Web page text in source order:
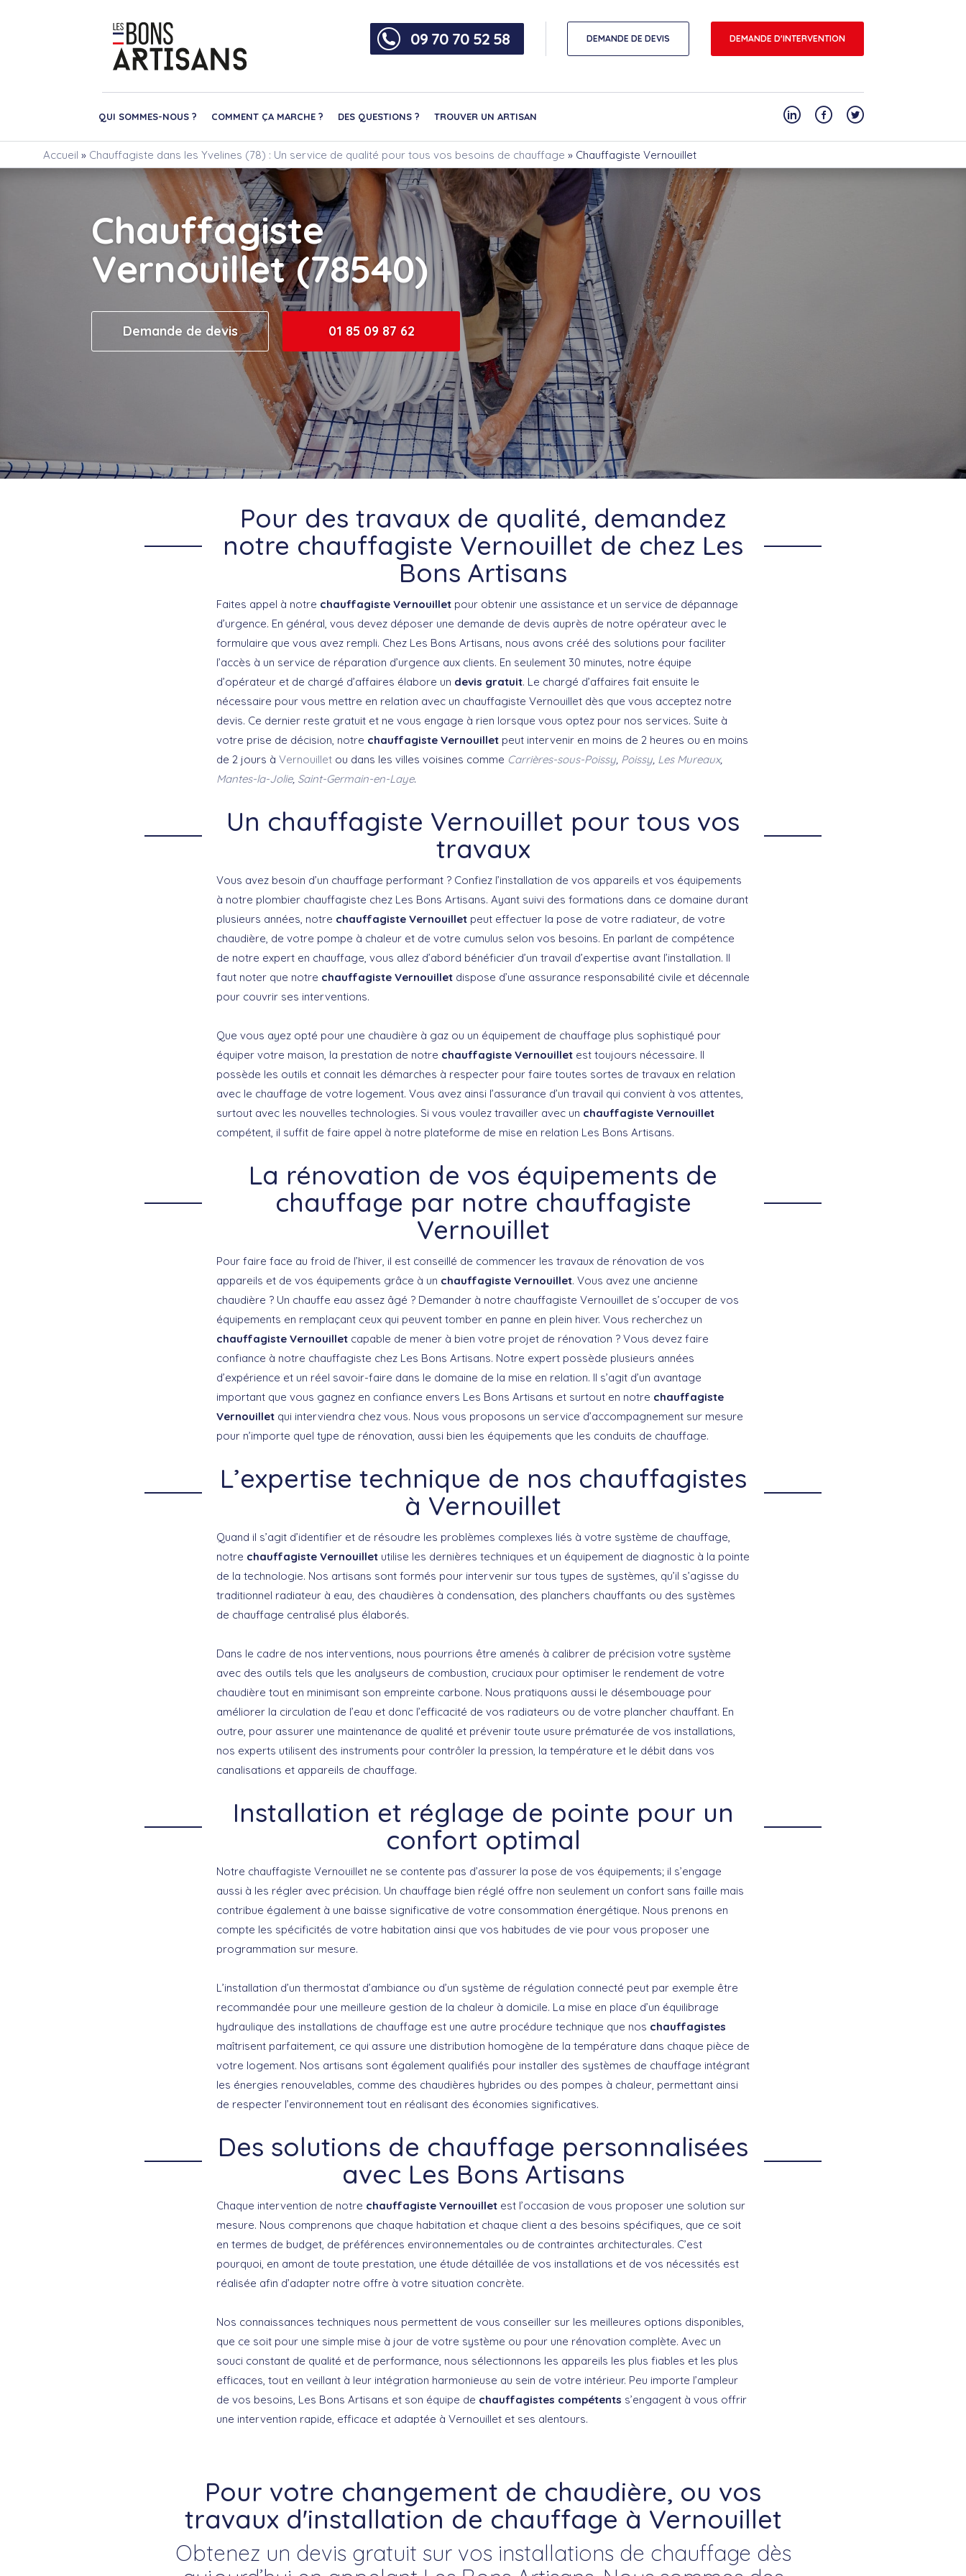
09 70 70 52 58 DEMANDE DE DEVIS DEMANDE D'INTERVENTION
QUI SOMMES-NOUS ? COMMENT ÇA MARCHE ? DES QUESTIONS ? TROUVER UN ARTISAN
Accueil » Chauffagiste dans les Yvelines (78) : Un service de qualité pour tous vos besoins de chauffage » Chauffagiste Vernouillet
Chauffagiste
Vernouillet (78540)
Demande de devis 01 85 09 87 62
Pour des travaux de qualité, demandez
notre chauffagiste Vernouillet de chez Les
Bons Artisans
Faites appel à notre chauffagiste Vernouillet pour obtenir une assistance et un service de dépannage
d’urgence. En général, vous devez déposer une demande de devis auprès de notre opérateur avec le
formulaire que vous avez rempli. Chez Les Bons Artisans, nous avons créé des solutions pour faciliter
l’accès à un service de réparation d’urgence aux clients. En seulement 30 minutes, notre équipe
d’opérateur et de chargé d’affaires élabore un devis gratuit. Le chargé d’affaires fait ensuite le
nécessaire pour vous mettre en relation avec un chauffagiste Vernouillet dès que vous acceptez notre
devis. Ce dernier reste gratuit et ne vous engage à rien lorsque vous optez pour nos services. Suite à
votre prise de décision, notre chauffagiste Vernouillet peut intervenir en moins de 2 heures ou en moins
de 2 jours à Vernouillet ou dans les villes voisines comme Carrières-sous-Poissy, Poissy, Les Mureaux,
Mantes-la-Jolie, Saint-Germain-en-Laye.
Un chauffagiste Vernouillet pour tous vos
travaux
Vous avez besoin d’un chauffage performant ? Confiez l’installation de vos appareils et vos équipements
à notre plombier chauffagiste chez Les Bons Artisans. Ayant suivi des formations dans ce domaine durant
plusieurs années, notre chauffagiste Vernouillet peut effectuer la pose de votre radiateur, de votre
chaudière, de votre pompe à chaleur et de votre cumulus selon vos besoins. En parlant de compétence
de notre expert en chauffage, vous allez d’abord bénéficier d’un travail d’expertise avant l’installation. Il
faut noter que notre chauffagiste Vernouillet dispose d’une assurance responsabilité civile et décennale
pour couvrir ses interventions.
Que vous ayez opté pour une chaudière à gaz ou un équipement de chauffage plus sophistiqué pour
équiper votre maison, la prestation de notre chauffagiste Vernouillet est toujours nécessaire. Il
possède les outils et connait les démarches à respecter pour faire toutes sortes de travaux en relation
avec le chauffage de votre logement. Vous avez ainsi l’assurance d’un travail qui convient à vos attentes,
surtout avec les nouvelles technologies. Si vous voulez travailler avec un chauffagiste Vernouillet
compétent, il suffit de faire appel à notre plateforme de mise en relation Les Bons Artisans.
La rénovation de vos équipements de
chauffage par notre chauffagiste
Vernouillet
Pour faire face au froid de l’hiver, il est conseillé de commencer les travaux de rénovation de vos
appareils et de vos équipements grâce à un chauffagiste Vernouillet. Vous avez une ancienne
chaudière ? Un chauffe eau assez âgé ? Demander à notre chauffagiste Vernouillet de s’occuper de vos
équipements en remplaçant ceux qui peuvent tomber en panne en plein hiver. Vous recherchez un
chauffagiste Vernouillet capable de mener à bien votre projet de rénovation ? Vous devez faire
confiance à notre chauffagiste chez Les Bons Artisans. Notre expert possède plusieurs années
d’expérience et un réel savoir-faire dans le domaine de la mise en relation. Il s’agit d’un avantage
important que vous gagnez en confiance envers Les Bons Artisans et surtout en notre chauffagiste
Vernouillet qui interviendra chez vous. Nous vous proposons un service d’accompagnement sur mesure
pour n’importe quel type de rénovation, aussi bien les équipements que les conduits de chauffage.
L’expertise technique de nos chauffagistes
à Vernouillet
Quand il s’agit d’identifier et de résoudre les problèmes complexes liés à votre système de chauffage,
notre chauffagiste Vernouillet utilise les dernières techniques et un équipement de diagnostic à la pointe
de la technologie. Nos artisans sont formés pour intervenir sur tous types de systèmes, qu’il s’agisse du
traditionnel radiateur à eau, des chaudières à condensation, des planchers chauffants ou des systèmes
de chauffage centralisé plus élaborés.
Dans le cadre de nos interventions, nous pourrions être amenés à calibrer de précision votre système
avec des outils tels que les analyseurs de combustion, cruciaux pour optimiser le rendement de votre
chaudière tout en minimisant son empreinte carbone. Nous pratiquons aussi le désembouage pour
améliorer la circulation de l’eau et donc l’efficacité de vos radiateurs ou de votre plancher chauffant. En
outre, pour assurer une maintenance de qualité et prévenir toute usure prématurée de vos installations,
nos experts utilisent des instruments pour contrôler la pression, la température et le débit dans vos
canalisations et appareils de chauffage.
Installation et réglage de pointe pour un
confort optimal
Notre chauffagiste Vernouillet ne se contente pas d’assurer la pose de vos équipements; il s’engage
aussi à les régler avec précision. Un chauffage bien réglé offre non seulement un confort sans faille mais
contribue également à une baisse significative de votre consommation énergétique. Nous prenons en
compte les spécificités de votre habitation ainsi que vos habitudes de vie pour vous proposer une
programmation sur mesure.
L’installation d’un thermostat d’ambiance ou d’un système de régulation connecté peut par exemple être
recommandée pour une meilleure gestion de la chaleur à domicile. La mise en place d’un équilibrage
hydraulique des installations de chauffage est une autre procédure technique que nos chauffagistes
maîtrisent parfaitement, ce qui assure une distribution homogène de la température dans chaque pièce de
votre logement. Nos artisans sont également qualifiés pour installer des systèmes de chauffage intégrant
les énergies renouvelables, comme des chaudières hybrides ou des pompes à chaleur, permettant ainsi
de respecter l’environnement tout en réalisant des économies significatives.
Des solutions de chauffage personnalisées
avec Les Bons Artisans
Chaque intervention de notre chauffagiste Vernouillet est l’occasion de vous proposer une solution sur
mesure. Nous comprenons que chaque habitation et chaque client a des besoins spécifiques, que ce soit
en termes de budget, de préférences environnementales ou de contraintes architecturales. C’est
pourquoi, en amont de toute prestation, une étude détaillée de vos installations et de vos nécessités est
réalisée afin d’adapter notre offre à votre situation concrète.
Nos connaissances techniques nous permettent de vous conseiller sur les meilleures options disponibles,
que ce soit pour une simple mise à jour de votre système ou pour une rénovation complète. Avec un
souci constant de qualité et de performance, nous sélectionnons les appareils les plus fiables et les plus
efficaces, tout en veillant à leur intégration harmonieuse au sein de votre intérieur. Peu importe l’ampleur
de vos besoins, Les Bons Artisans et son équipe de chauffagistes compétents s’engagent à vous offrir
une intervention rapide, efficace et adaptée à Vernouillet et ses alentours.
Pour votre changement de chaudière, ou vos
travaux d'installation de chauffage à Vernouillet
Obtenez un devis gratuit sur vos installations de chauffage dès